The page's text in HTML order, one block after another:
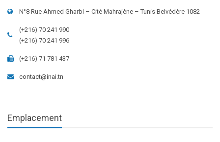
N°8 Rue Ahmed Gharbi – Cité Mahrajène – Tunis Belvédère 1082
(+216) 70 241 990
(+216) 70 241 996
(+216) 71 781 437
contact@inai.tn
Emplacement